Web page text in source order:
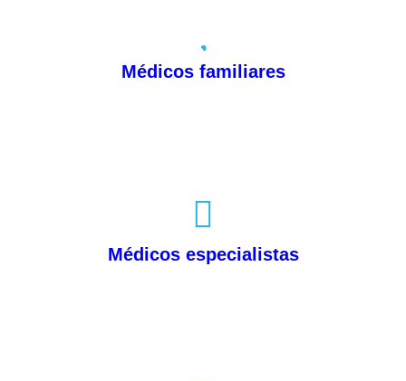
Médicos familiares
Médicos especialistas